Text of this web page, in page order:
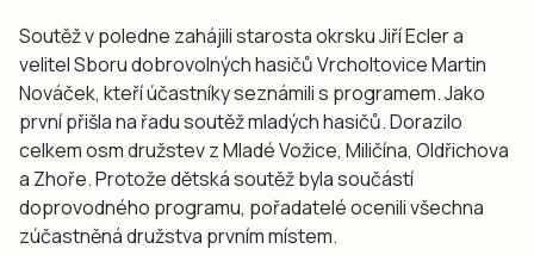
Soutěž v poledne zahájili starosta okrsku Jiří Ecler a
velitel Sboru dobrovolných hasičů Vrcholtovice Martin
Nováček, kteří účastníky seznámili s programem. Jako
první přišla na řadu soutěž mladých hasičů. Dorazilo
celkem osm družstev z Mladé Vožice, Miličína, Oldřichova
a Zhoře. Protože dětská soutěž byla součástí
doprovodného programu, pořadatelé ocenili všechna
zúčastněná družstva prvním místem.